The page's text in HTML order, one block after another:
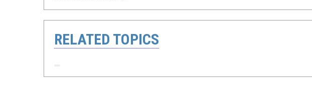
RELATED TOPICS